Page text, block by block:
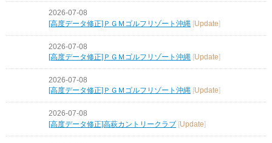
2026-07-08
[高度データ修正]ＰＧＭゴルフリゾート沖縄 [Update]
2026-07-08
[高度データ修正]ＰＧＭゴルフリゾート沖縄 [Update]
2026-07-08
[高度データ修正]ＰＧＭゴルフリゾート沖縄 Update
2026-07-08
[高度データ修正]高萩カントリークラブ [Update]